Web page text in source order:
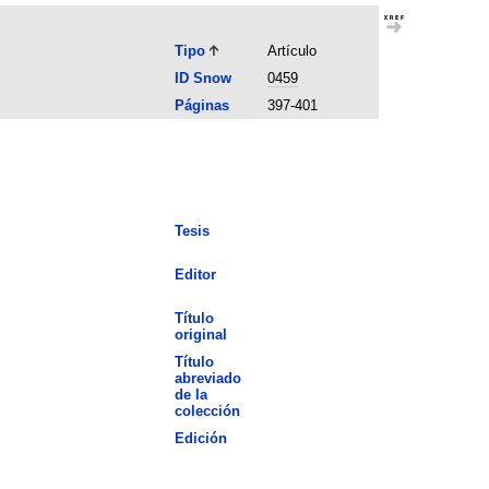
Tipo
Artículo
ID Snow
0459
Páginas
397-401
Tesis
Editor
Título
original
Título
abreviado
de la
colección
Edición